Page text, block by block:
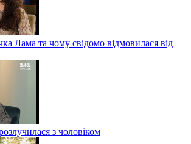
Лама та чому свідомо відмовилася від
з чоловіком